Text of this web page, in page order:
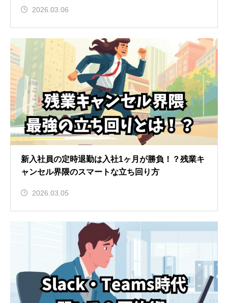
2026.03.06
新入社員の定時退勤は入社1ヶ月が勝負！？残業キ
ャンセル界隈のスマートな立ち回り方
2026.03.05